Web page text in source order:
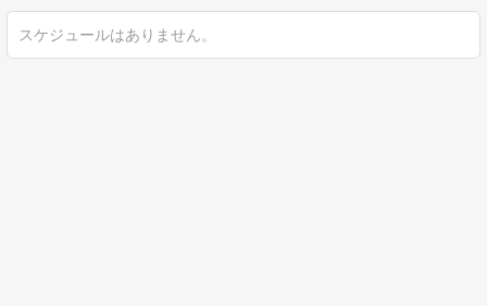
スケジュールはありません。